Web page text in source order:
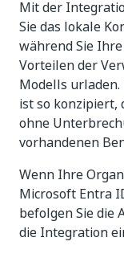
Mit der
Sie das lokale
während Sie
Vorteilen der
Modells
ist so konzipiert,
ohne
vorhandenen
Wenn Ihre
Microsoft Entra
befolgen Sie die
die Integration